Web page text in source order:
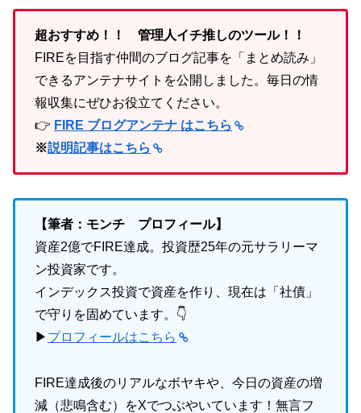
超おすすめ！！ 管理人イチ推しのツール！！
FIREを目指す仲間のブログ記事を「まとめ読み」
できるアンテナサイトを公開しました。毎日の情
報収集にぜひお役立てください。
👉 FIRE ブログアンテナ はこちら
※説明記事はこちら
【筆者：モンチ プロフィール】
資産2億でFIRE達成。投資歴25年の元サラリーマ
ン投資家です。
インデックス投資で資産を作り、現在は「社債」
で守りを固めています。👇
▶ プロフィールはこちら
FIRE達成後のリアルなボヤキや、今日の資産の増
減（悲鳴含む）をXでつぶやいています！無言フ